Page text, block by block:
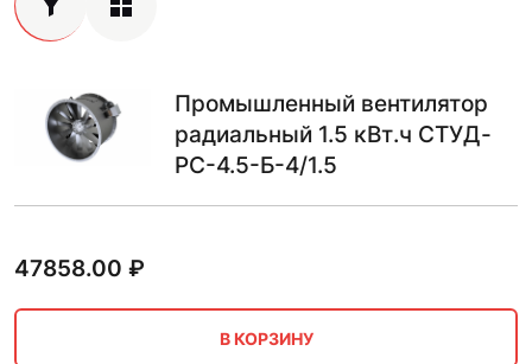
Промышленный вентилятор
радиальный 1.5 кВт.ч СТУД-
РС-4.5-Б-4/1.5
47858.00 ₽
В КОРЗИНУ